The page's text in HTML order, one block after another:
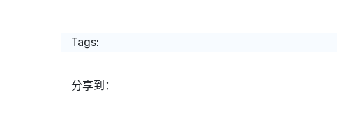
Tags:
分享到：